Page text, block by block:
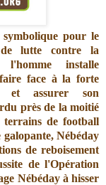
pour le
lutte contre la
l'homme installe
faire face à la forte
et assurer son
près de la moitié
terrains de football
Nébéday
de reboisement
de l'Opération
Nébéday à hisser